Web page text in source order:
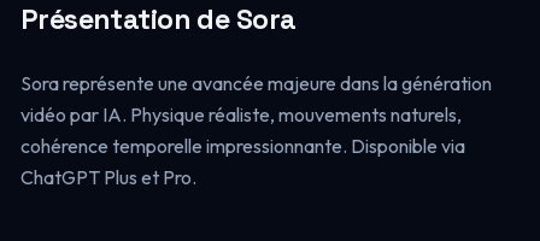
Présentation de Sora
Sora représente une avancée majeure dans la génération
vidéo par IA. Physique réaliste, mouvements naturels,
cohérence temporelle impressionnante. Disponible via
ChatGPT Plus et Pro.